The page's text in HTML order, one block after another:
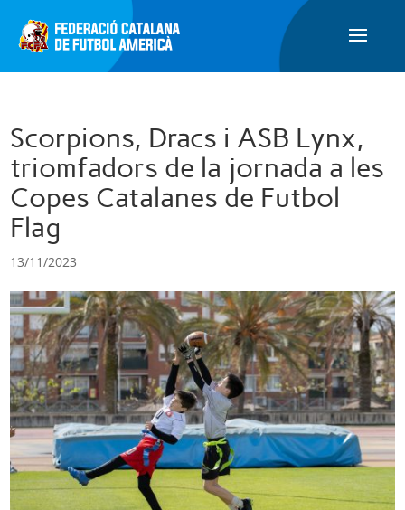
Scorpions, Dracs i ASB Lynx,
triomfadors de la jornada a les
Copes Catalanes de Futbol
Flag
13/11/2023